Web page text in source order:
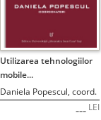
Utilizarea tehnologiilor
mobile...
Daniela Popescul, coord.
--- LEI
STOC EPUIZAT